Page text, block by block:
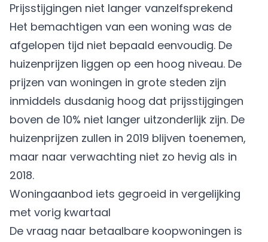
Prijsstijgingen niet langer vanzelfsprekend
Het bemachtigen van een woning was de
afgelopen tijd niet bepaald eenvoudig. De
huizenprijzen liggen op een hoog niveau. De
prijzen van woningen in grote steden zijn
inmiddels dusdanig hoog dat prijsstijgingen
boven de 10% niet langer uitzonderlijk zijn. De
huizenprijzen zullen in 2019 blijven toenemen,
maar naar verwachting niet zo hevig als in
2018.
Woningaanbod iets gegroeid in vergelijking
met vorig kwartaal
De vraag naar betaalbare koopwoningen is